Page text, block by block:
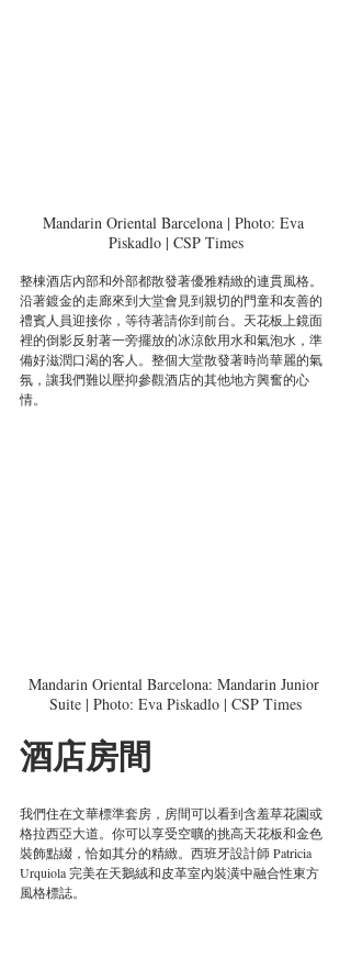
Mandarin Oriental Barcelona | Photo: Eva
Piskadlo | CSP Times
整棟酒店內部和外部都散發著優雅精緻的連貫風格。
沿著鍍金的走廊來到大堂會見到親切的門童和友善的
禮賓人員迎接你，等待著請你到前台。天花板上鏡面
裡的倒影反射著一旁擺放的冰涼飲用水和氣泡水，準
備好滋潤口渴的客人。整個大堂散發著時尚華麗的氣
氛，讓我們難以壓抑參觀酒店的其他地方興奮的心
情。
Mandarin Oriental Barcelona: Mandarin Junior
Suite | Photo: Eva Piskadlo | CSP Times
酒店房間
我們住在文華標準套房，房間可以看到含羞草花園或
格拉西亞大道。你可以享受空曠的挑高天花板和金色
裝飾點綴，恰如其分的精緻。西班牙設計師 Patricia
Urquiola 完美在天鵝絨和皮革室內裝潢中融合性東方
風格標誌。